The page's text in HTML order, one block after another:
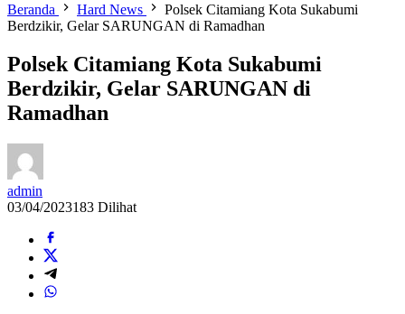
Beranda
Hard News
Polsek Citamiang Kota Sukabumi
Berdzikir, Gelar SARUNGAN di Ramadhan
Polsek Citamiang Kota Sukabumi
Berdzikir, Gelar SARUNGAN di
Ramadhan
admin
03/04/2023183 Dilihat